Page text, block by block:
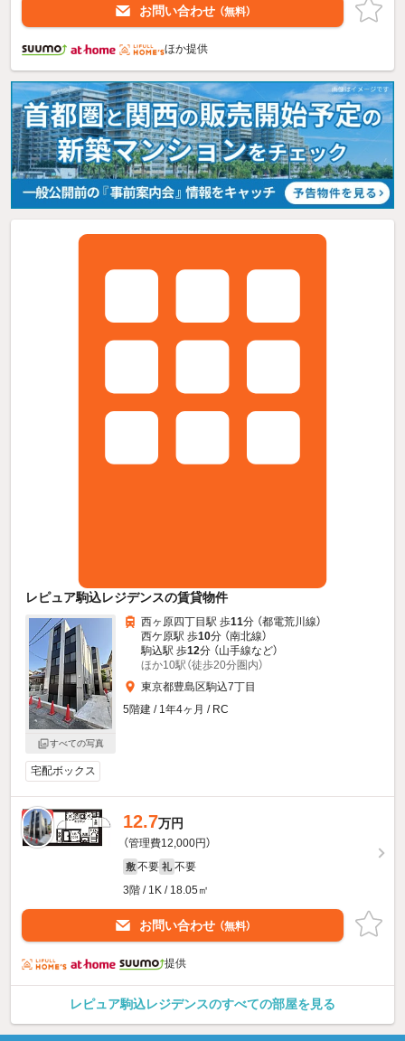
お問い合わせ （無料）
ほか提供
レピュア駒込レジデンスの賃貸物件
すべての写真
西ヶ原四丁目駅 歩11分 （都電荒川線）
西ケ原駅 歩10分 （南北線）
駒込駅 歩12分 （山手線など）
ほか10駅（徒歩20分圏内）
東京都豊島区駒込7丁目
5階建 / 1年4ヶ月 / RC
宅配ボックス
新着 12.7万円
（管理費12,000円）
敷 不要 礼 不要
3階 / 1K / 18.05㎡
お問い合わせ （無料）
提供
レピュア駒込レジデンスのすべての部屋を見る